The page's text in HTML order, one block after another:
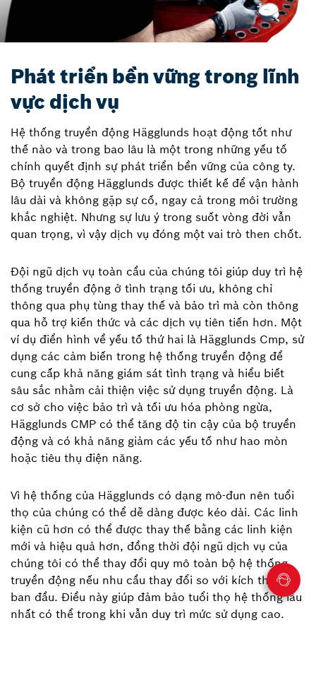
Phát triển bền vững trong lĩnh
vực dịch vụ
Hệ thống truyền động Hägglunds hoạt động tốt như
thế nào và trong bao lâu là một trong những yếu tố
chính quyết định sự phát triển bền vững của công ty.
Bộ truyền động Hägglunds được thiết kế để vận hành
lâu dài và không gặp sự cố, ngay cả trong môi trường
khắc nghiệt. Nhưng sự lưu ý trong suốt vòng đời vẫn
quan trọng, vì vậy dịch vụ đóng một vai trò then chốt.
Đội ngũ dịch vụ toàn cầu của chúng tôi giúp duy trì hệ
thống truyền động ở tình trạng tối ưu, không chỉ
thông qua phụ tùng thay thế và bảo trì mà còn thông
qua hỗ trợ kiến thức và các dịch vụ tiên tiến hơn. Một
ví dụ điển hình về yếu tố thứ hai là Hägglunds Cmp, sử
dụng các cảm biến trong hệ thống truyền động để
cung cấp khả năng giám sát tình trạng và hiểu biết
sâu sắc nhằm cải thiện việc sử dụng truyền động. Là
cơ sở cho việc bảo trì và tối ưu hóa phòng ngừa,
Hägglunds CMP có thể tăng độ tin cậy của bộ truyền
động và có khả năng giảm các yếu tố như hao mòn
hoặc tiêu thụ điện năng.
Vì hệ thống của Hägglunds có dạng mô-đun nên tuổi
thọ của chúng có thể dễ dàng được kéo dài. Các linh
kiện cũ hơn có thể được thay thế bằng các linh kiện
mới và hiệu quả hơn, đồng thời đội ngũ dịch vụ của
chúng tôi có thể thay đổi quy mô toàn bộ hệ thống
truyền động nếu nhu cầu thay đổi so với kích thước
ban đầu. Điều này giúp đảm bảo tuổi thọ hệ thống lâu
nhất có thể trong khi vẫn duy trì mức sử dụng cao.